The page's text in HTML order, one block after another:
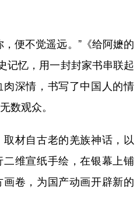
便不觉遥远。”《给阿嬷的
记忆，用一封封家书串联起
深情，书写了中国人的情
数观众。
材自古老的羌族神话，以
维宣纸手绘，在银幕上铺
卷，为国产动画开辟新的